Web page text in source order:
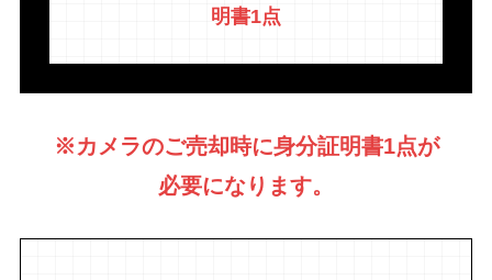
明書1点
※カメラのご売却時に身分証明書1点が
必要になります。